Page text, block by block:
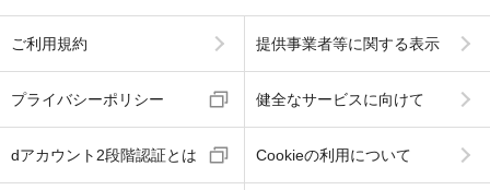
ご利用規約 提供事業者等に関する表示
プライバシーポリシー 健全なサービスに向けて
dアカウント2段階認証とは Cookieの利用について